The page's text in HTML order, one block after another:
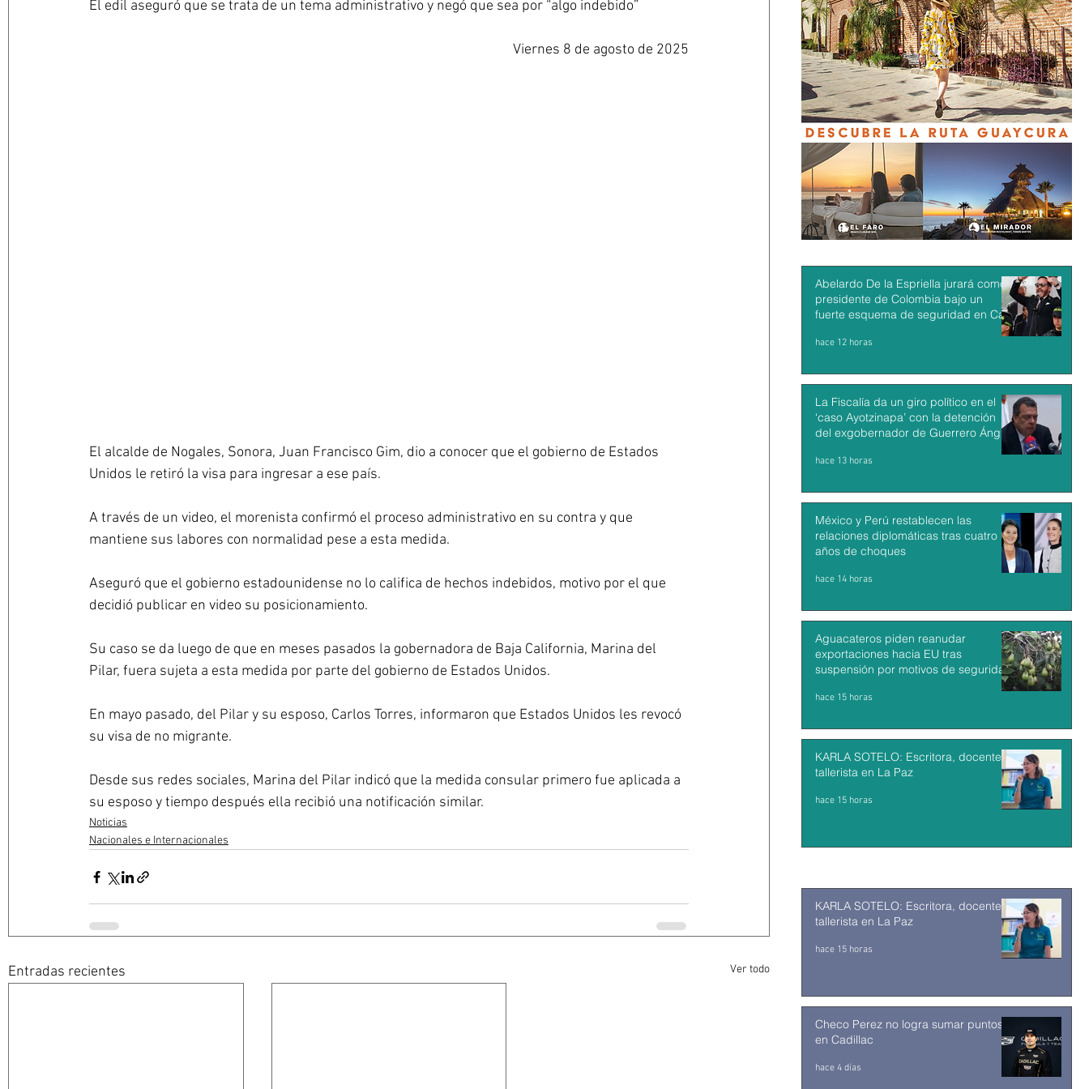
El edil aseguró que se trata de un tema administrativo y negó que sea por “algo indebido”
Viernes 8 de agosto de 2025
El alcalde de Nogales, Sonora, Juan Francisco Gim, dio a conocer que el gobierno de Estados
Unidos le retiró la visa para ingresar a ese país.
A través de un video, el morenista confirmó el proceso administrativo en su contra y que
mantiene sus labores con normalidad pese a esta medida.
Aseguró que el gobierno estadounidense no lo califica de hechos indebidos, motivo por el que
decidió publicar en video su posicionamiento.
Su caso se da luego de que en meses pasados la gobernadora de Baja California, Marina del
Pilar, fuera sujeta a esta medida por parte del gobierno de Estados Unidos.
En mayo pasado, del Pilar y su esposo, Carlos Torres, informaron que Estados Unidos les revocó
su visa de no migrante.
Desde sus redes sociales, Marina del Pilar indicó que la medida consular primero fue aplicada a
su esposo y tiempo después ella recibió una notificación similar.
Noticias
Nacionales e Internacionales
Entradas recientes Ver todo
Abelardo De la Espriella jurará como
presidente de Colombia bajo un
fuerte esquema de seguridad en Cali
hace 12 horas
La Fiscalía da un giro político en el
‘caso Ayotzinapa’ con la detención
del exgobernador de Guerrero Ángel
hace 13 horas
México y Perú restablecen las
relaciones diplomáticas tras cuatro
años de choques
hace 14 horas
Aguacateros piden reanudar
exportaciones hacia EU tras
suspensión por motivos de seguridad
hace 15 horas
KARLA SOTELO: Escritora, docente y
tallerista en La Paz
hace 15 horas
KARLA SOTELO: Escritora, docente y
tallerista en La Paz
hace 15 horas
Checo Perez no logra sumar puntos
en Cadillac
hace 4 días